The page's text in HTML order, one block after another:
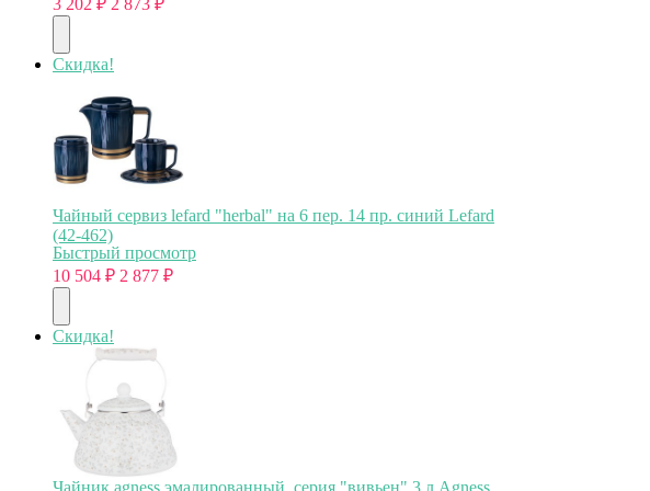
Скидка!
Чайный сервиз lefard "herbal" на 6 пер. 14 пр. синий Lefard
(42-462)
Быстрый просмотр
10 504 ₽ 2 877 ₽
Скидка!
Чайник agness эмалированный, серия "вивьен" 3 л Agness